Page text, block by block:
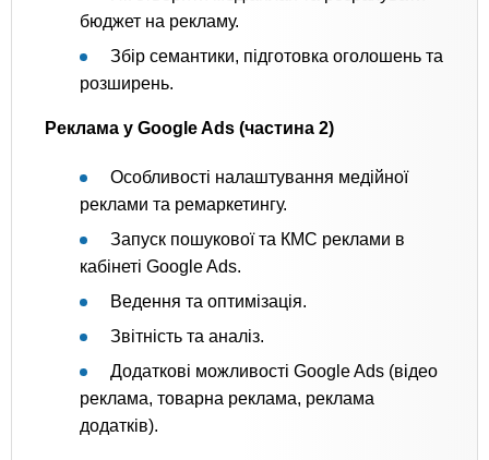
бюджет на рекламу.
Збір семантики, підготовка оголошень та
розширень.
Реклама у Google Ads (частина 2)
Особливості налаштування медійної
реклами та ремаркетингу.
Запуск пошукової та КМС реклами в
кабінеті Google Ads.
Ведення та оптимізація.
Звітність та аналіз.
Додаткові можливості Google Ads (відео
реклама, товарна реклама, реклама
додатків).